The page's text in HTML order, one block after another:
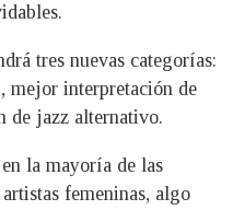
tres nuevas categorías:
mejor interpretación de
de jazz alternativo.
la mayoría de las
femeninas, algo